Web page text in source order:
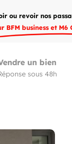
ou revoir nos
BFM business et M6
un bien
sous 48h